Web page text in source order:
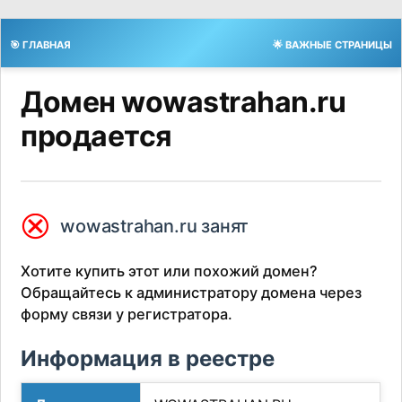
🎯 ГЛАВНАЯ 🌟 ВАЖНЫЕ СТРАНИЦЫ
Домен wowastrahan.ru
продается
⮿ wowastrahan.ru занят
Хотите купить этот или похожий домен?
Обращайтесь к администратору домена через
форму связи у регистратора.
Информация в реестре